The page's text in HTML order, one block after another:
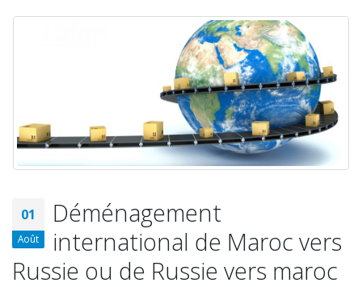
01
Août
Déménagement
international de Maroc vers
Russie ou de Russie vers maroc